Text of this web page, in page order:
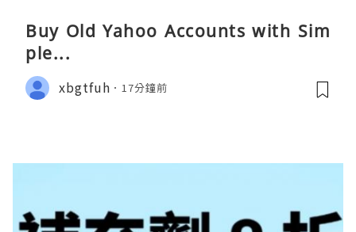
Buy Old Yahoo Accounts with Sim
ple...
xbgtfuh 17分鐘前